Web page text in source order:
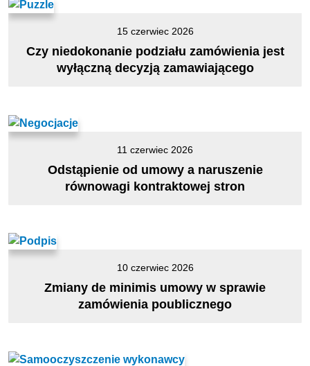
15 czerwiec 2026
Czy niedokonanie podziału zamówienia jest
wyłączną decyzją zamawiającego
11 czerwiec 2026
Odstąpienie od umowy a naruszenie
równowagi kontraktowej stron
10 czerwiec 2026
Zmiany de minimis umowy w sprawie
zamówienia poublicznego